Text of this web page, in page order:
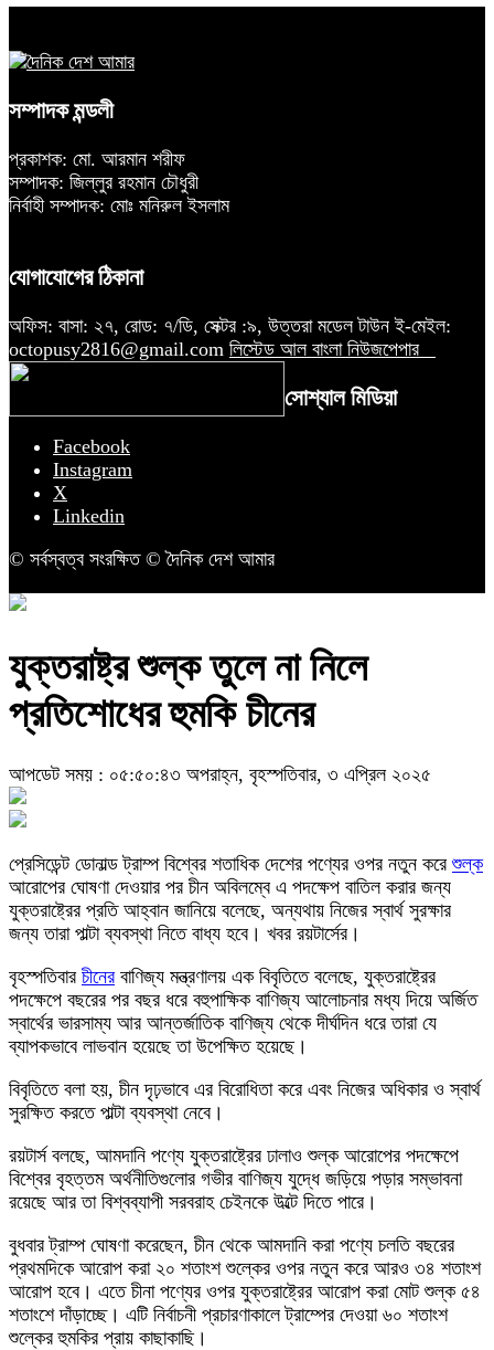
সম্পাদক মন্ডলী
প্রকাশক: মো. আরমান শরীফ
সম্পাদক: জিল্লুর রহমান চৌধুরী
নির্বাহী সম্পাদক: মোঃ মনিরুল ইসলাম
যোগাযোগের ঠিকানা
অফিস: বাসা: ২৭, রোড: ৭/ডি, সেক্টর :৯, উত্তরা মডেল টাউন ই-মেইল:
octopusy2816@gmail.com লিস্টেড আল বাংলা নিউজপেপার
সোশ্যাল মিডিয়া
Facebook
Instagram
X
Linkedin
© সর্বস্বত্ব সংরক্ষিত © দৈনিক দেশ আমার
যুক্তরাষ্ট্র শুল্ক তুলে না নিলে
প্রতিশোধের হুমকি চীনের
আপডেট সময় : ০৫:৫০:৪৩ অপরাহ্ন, বৃহস্পতিবার, ৩ এপ্রিল ২০২৫
প্রেসিডেন্ট ডোনাল্ড ট্রাম্প বিশ্বের শতাধিক দেশের পণ্যের ওপর নতুন করেশুল্ক
আরোপের ঘোষণা দেওয়ার পর চীন অবিলম্বে এ পদক্ষেপ বাতিল করার জন্য
যুক্তরাষ্ট্রের প্রতি আহ্বান জানিয়ে বলেছে, অন্যথায় নিজের স্বার্থ সুরক্ষার
জন্য তারা পাল্টা ব্যবস্থা নিতে বাধ্য হবে। খবর রয়টার্সের।
বৃহস্পতিবার চীনেরবাণিজ্য মন্ত্রণালয় এক বিবৃতিতে বলেছে, যুক্তরাষ্ট্রের
পদক্ষেপে বছরের পর বছর ধরে বহুপাক্ষিক বাণিজ্য আলোচনার মধ্য দিয়ে অর্জিত
স্বার্থের ভারসাম্য আর আন্তর্জাতিক বাণিজ্য থেকে দীর্ঘদিন ধরে তারা যে
ব্যাপকভাবে লাভবান হয়েছে তা উপেক্ষিত হয়েছে।
বিবৃতিতে বলা হয়, চীন দৃঢ়ভাবে এর বিরোধিতা করে এবং নিজের অধিকার ও স্বার্থ
সুরক্ষিত করতে পাল্টা ব্যবস্থা নেবে।
রয়টার্স বলছে, আমদানি পণ্যে যুক্তরাষ্ট্রের ঢালাও শুল্ক আরোপের পদক্ষেপে
বিশ্বের বৃহত্তম অর্থনীতিগুলোর গভীর বাণিজ্য যুদ্ধে জড়িয়ে পড়ার সম্ভাবনা
রয়েছে আর তা বিশ্বব্যাপী সরবরাহ চেইনকে উল্টে দিতে পারে।
বুধবার ট্রাম্প ঘোষণা করেছেন, চীন থেকে আমদানি করা পণ্যে চলতি বছরের
প্রথমদিকে আরোপ করা ২০ শতাংশ শুল্কের ওপর নতুন করে আরও ৩৪ শতাংশ
আরোপ হবে। এতে চীনা পণ্যের ওপর যুক্তরাষ্ট্রের আরোপ করা মোট শুল্ক ৫৪
শতাংশে দাঁড়াচ্ছে। এটি নির্বাচনী প্রচারণাকালে ট্রাম্পের দেওয়া ৬০ শতাংশ
শুল্কের হুমকির প্রায় কাছাকাছি।